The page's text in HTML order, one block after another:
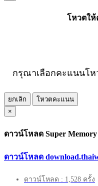
โหวตใ
กรุณาเลือกคะแนนโห
ยกเลิก
โหวตคะแนน
×
ดาวน์โหลด Super Memory
ดาวน์โหลด
ดาวน์โหลด : 1,528 ครั้ง